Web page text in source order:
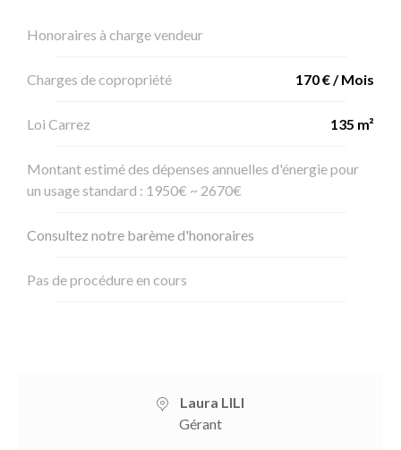
Honoraires à charge vendeur
Charges de copropriété 170 € / Mois
Loi Carrez 135 m²
Montant estimé des dépenses annuelles d'énergie pour
un usage standard : 1950€ ~ 2670€
Consultez notre barème d'honoraires
Pas de procédure en cours
Laura LILI
Gérant